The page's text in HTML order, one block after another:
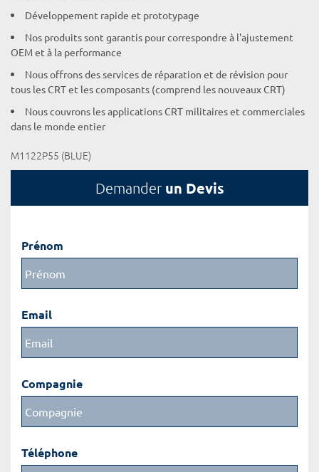
Développement rapide et prototypage
Nos produits sont garantis pour correspondre à l'ajustement
OEM et à la performance
Nous offrons des services de réparation et de révision pour
tous les CRT et les composants (comprend les nouveaux CRT)
Nous couvrons les applications CRT militaires et commerciales
dans le monde entier
M1122P55 (BLUE)
Demander un Devis
Prénom
Email
Compagnie
Téléphone